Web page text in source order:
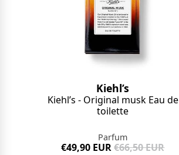
Kiehl’s
Kiehl’s - Original musk Eau de
toilette
Parfum
€49,90 EUR €66,50 EUR